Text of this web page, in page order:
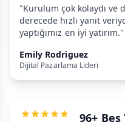
"Kurulum çok kolaydı ve
derecede hızlı yanıt
yaptığımız en iyi yatırım."
Emily Rodriguez
Dijital Pazarlama Lideri
96+ Beş